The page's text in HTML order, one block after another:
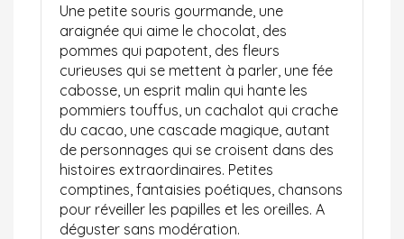
Une petite souris gourmande, une
araignée qui aime le chocolat, des
pommes qui papotent, des fleurs
curieuses qui se mettent à parler, une fée
cabosse, un esprit malin qui hante les
pommiers touffus, un cachalot qui crache
du cacao, une cascade magique, autant
de personnages qui se croisent dans des
histoires extraordinaires. Petites
comptines, fantaisies poétiques, chansons
pour réveiller les papilles et les oreilles. A
déguster sans modération.